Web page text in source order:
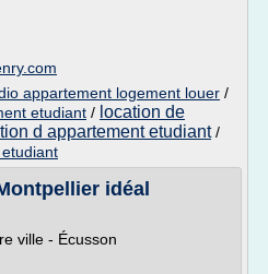
appartement logement louer /
etudiant / location de
d appartement etudiant/
idéal
ville - Écusson